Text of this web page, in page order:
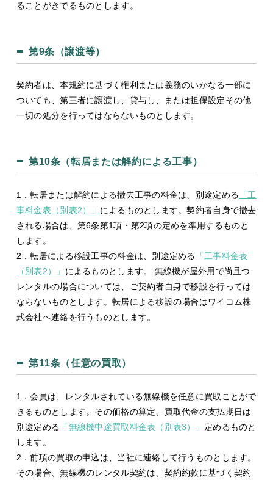
ることがきでるものとします。
第9条（譲渡等）
契約者は、本規約に基づく権利または義務のいかなる一部に
ついても、第三者に譲渡し、貸与し、または担保設定その他
一切の処分を行ってはならないものとします。
第10条（転居または解約による工事）
1．転居または解約による撤去工事の料金は、別途定める 「工
事料金表（別表2）」 によるものとします。契約者自身で撤去
される場合は、第6条第1項・第2項の定めを準用するものと
します。
2．転居による移設工事の料金は、別途定める
「工事料金表
（別表2）」 によるものとします。 無線機が屋外用で尚且つ
レンタルの場合については、ご契約者自身で移設を行っては
ならないものとします。転居による移設の場合はワイコム株
式会社へ連絡を行うものとします。
第11条（任意の買取）
1．会員は、レンタルされている無線機を任意に買取ことがで
きるものとします。その価格の算定、買取代金の支払期日は
別途定める 「無線機中途買取料金表（別表3）」 定めるものと
します。
2．前項の買取の申込は、当社に連絡して行うものとします。
その場合、無線機のレンタル契約は、契約約款に基づく契約